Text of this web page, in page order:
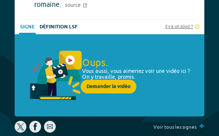
romaine.
source
SIGNE DÉFINITION LSF Il y a un souci ?
Oups.
Vous aussi, vous aimeriez voir une vidéo ici ?
On y travaille, promis.
Demander la vidéo
Voir tous les signes +